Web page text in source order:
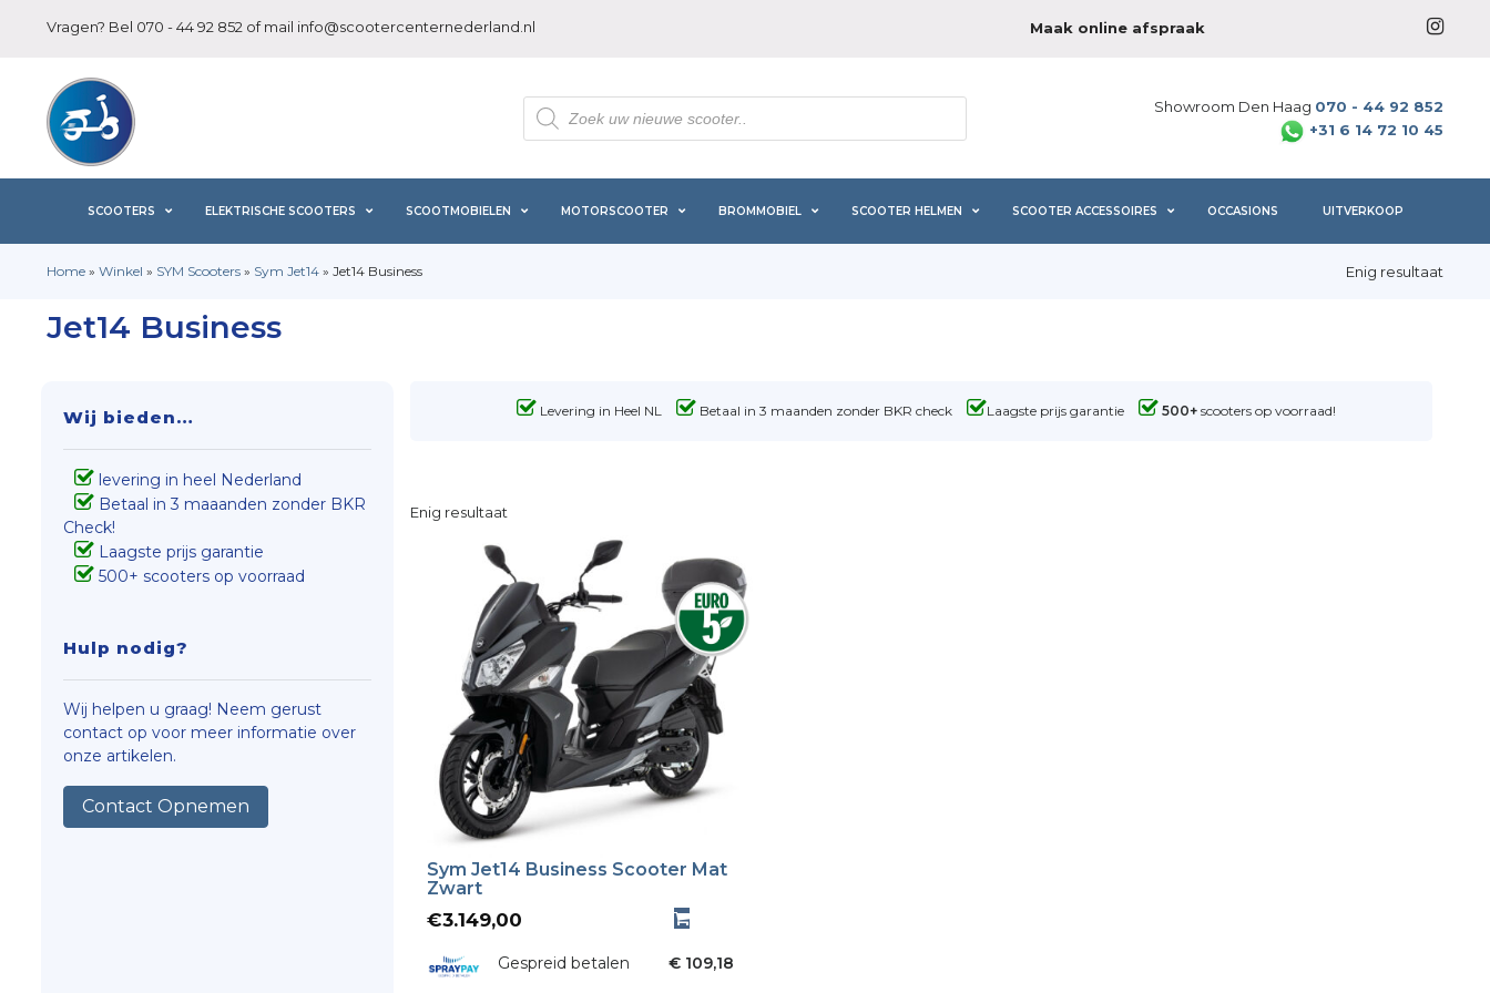
Vragen? Bel 070 - 44 92 852 of mail info@scootercenternederland.nl Maak online afspraak
Producten
zoeken
Showroom Den Haag 070 - 44 92 852
+31 6 14 72 10 45
SCOOTERS ELEKTRISCHE SCOOTERS SCOOTMOBIELEN MOTORSCOOTER BROMMOBIEL SCOOTER HELMEN SCOOTER ACCESSOIRES OCCASIONS UITVERKOOP
Home » Winkel » SYM Scooters » Sym Jet14 » Jet14 Business Enig resultaat
Jet14 Business
Wij bieden…
levering in heel Nederland
Betaal in 3 maaanden zonder BKR
Check!
Laagste prijs garantie
500+ scooters op voorraad
Hulp nodig?
Wij helpen u graag! Neem gerust
contact op voor meer informatie over
onze artikelen.
Contact Opnemen
Levering in Heel NL Betaal in 3 maanden zonder BKR check Laagste prijs garantie 500+ scooters op voorraad!
Enig resultaat
Sym Jet14 Business Scooter Mat
Zwart
€3.149,00
Gespreid betalen € 109,18